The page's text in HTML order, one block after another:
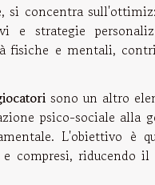
si concentra
e strategie
fisiche e mentali,
sono un altro
psico-sociale alla
L'obiettivo
compresi, riducendo